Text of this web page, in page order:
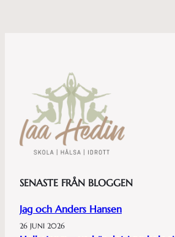
SENASTE FRÅN BLOGGEN
Jag och Anders Hansen
26 JUNI 2026